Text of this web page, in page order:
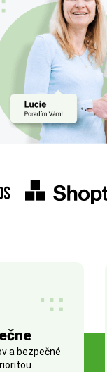
a bezpečné